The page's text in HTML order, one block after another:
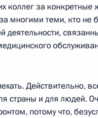
звание Героя
за конкретные
многими теми, кто не
деятельности,
Действительно,
страны и для людей.
потому что,